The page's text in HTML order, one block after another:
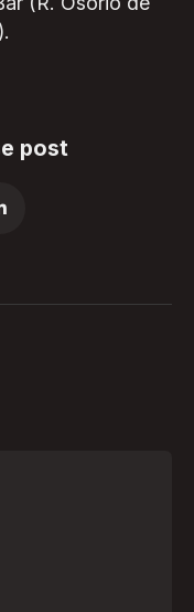
post